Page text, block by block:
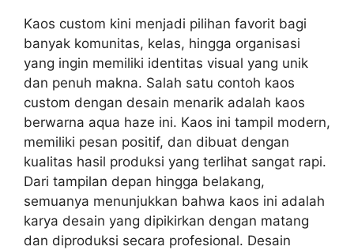
Kaos custom kini menjadi pilihan favorit bagi
banyak komunitas, kelas, hingga organisasi
yang ingin memiliki identitas visual yang unik
dan penuh makna. Salah satu contoh kaos
custom dengan desain menarik adalah kaos
berwarna aqua haze ini. Kaos ini tampil modern,
memiliki pesan positif, dan dibuat dengan
kualitas hasil produksi yang terlihat sangat rapi.
Dari tampilan depan hingga belakang,
semuanya menunjukkan bahwa kaos ini adalah
karya desain yang dipikirkan dengan matang
dan diproduksi secara profesional. Desain